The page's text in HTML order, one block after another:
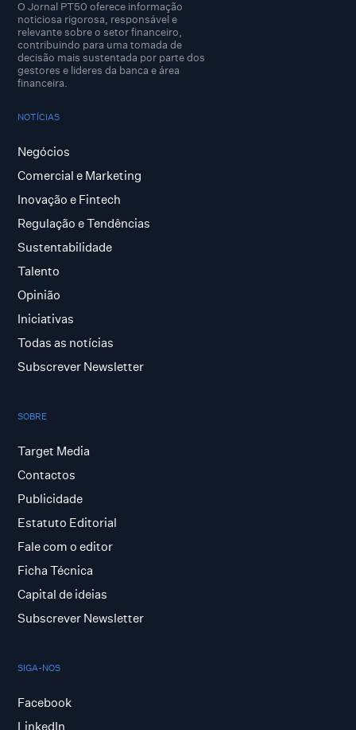
O Jornal PT50 oferece informação
noticiosa rigorosa, responsável e
relevante sobre o setor financeiro,
contribuindo para uma tomada de
decisão mais sustentada por parte dos
gestores e lideres da banca e área
financeira.
NOTÍCIAS
Negócios
Comercial e Marketing
Inovação e Fintech
Regulação e Tendências
Sustentabilidade
Talento
Opinião
Iniciativas
Todas as notícias
Subscrever Newsletter
SOBRE
Target Media
Contactos
Publicidade
Estatuto Editorial
Fale com o editor
Ficha Técnica
Capital de ideias
Subscrever Newsletter
SIGA-NOS
Facebook
LinkedIn